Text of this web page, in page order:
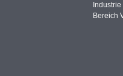
Bereich